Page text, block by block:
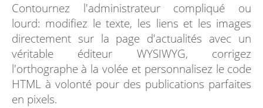
Contournez l'administrateur compliqué ou
lourd: modifiez le texte, les liens et les images
directement sur la page d'actualités avec un
véritable éditeur WYSIWYG, corrigez
l'orthographe à la volée et personnalisez le code
HTML à volonté pour des publications parfaites
en pixels.